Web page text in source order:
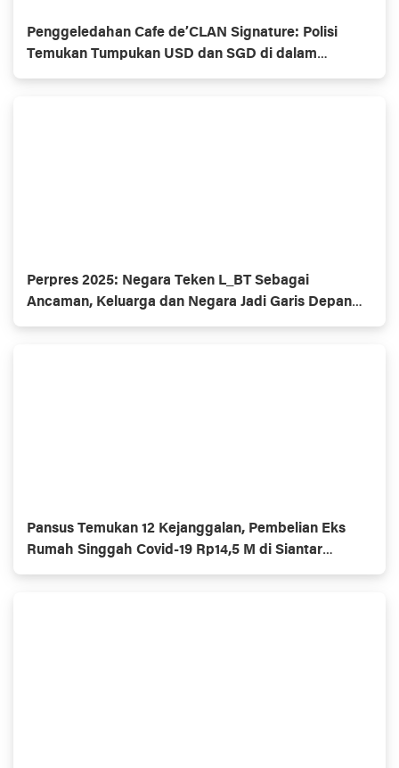
Penggeledahan Cafe de’CLAN Signature: Polisi
Temukan Tumpukan USD dan SGD di dalam
Brankas Rahasia
Perpres 2025: Negara Teken L_BT Sebagai
Ancaman, Keluarga dan Negara Jadi Garis Depan
Penjagaan Nilai
Pansus Temukan 12 Kejanggalan, Pembelian Eks
Rumah Singgah Covid-19 Rp14,5 M di Siantar
Dilaporkan ke KPK